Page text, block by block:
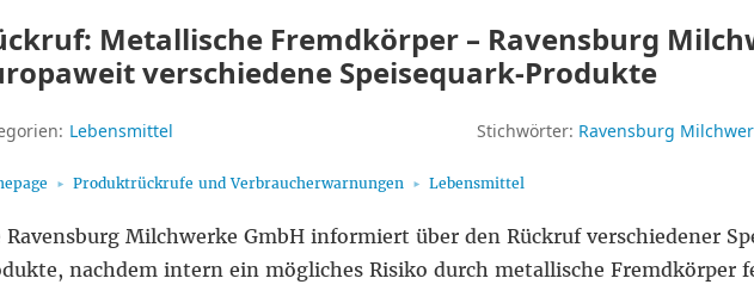
Metallische Fremdkörper – Ravensburg
verschiedene Speisequark-Produkte
Lebensmittel Stichwörter: Ravensburg
Produktrückrufe und Verbraucherwarnungen Lebensmittel
Ravensburg Milchwerke GmbH informiert über den Rückruf verschiedener
nachdem intern ein mögliches Risiko durch metallische Fremdkörper